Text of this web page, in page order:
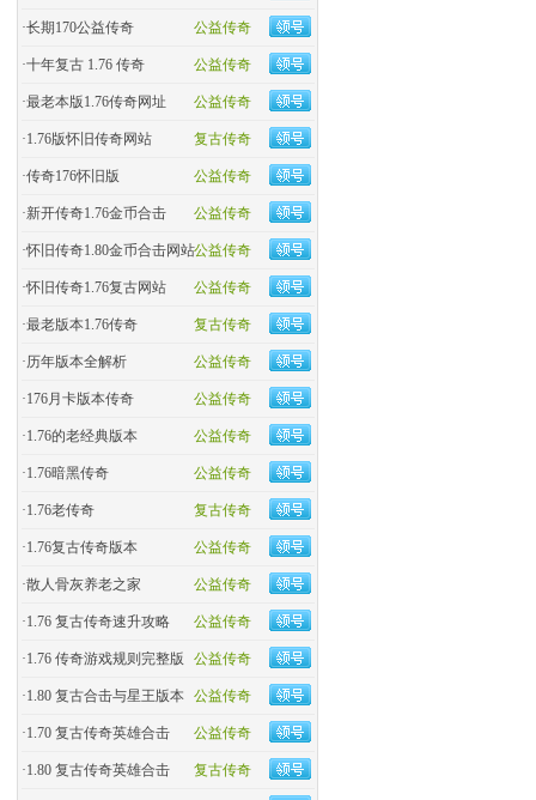
公益传奇
·长期170公益传奇
公益传奇
·十年复古 1.76 传奇
公益传奇
·最老本版1.76传奇网址
复古传奇
·1.76版怀旧传奇网站
公益传奇
·传奇176怀旧版
公益传奇
·新开传奇1.76金币合击
公益传奇
·怀旧传奇1.80金币合击网站
公益传奇
·怀旧传奇1.76复古网站
复古传奇
·最老版本1.76传奇
公益传奇
·历年版本全解析
公益传奇
·176月卡版本传奇
公益传奇
·1.76的老经典版本
公益传奇
·1.76暗黑传奇
复古传奇
·1.76老传奇
公益传奇
·1.76复古传奇版本
公益传奇
·散人骨灰养老之家
公益传奇
·1.76 复古传奇速升攻略
公益传奇
·1.76 传奇游戏规则完整版
公益传奇
·1.80 复古合击与星王版本
公益传奇
·1.70 复古传奇英雄合击
复古传奇
·1.80 复古传奇英雄合击